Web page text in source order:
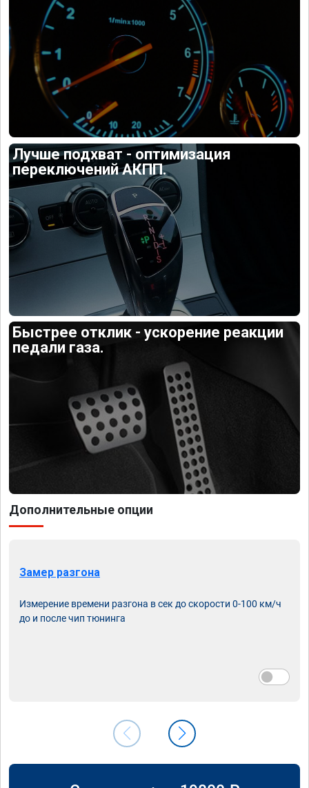
Лучше подхват - оптимизация
переключений АКПП.
Быстрее отклик - ускорение реакции
педали газа.
Дополнительные опции
Замер разгона
Измерение времени разгона в сек до скорости 0-100 км/ч
до и после чип тюнинга